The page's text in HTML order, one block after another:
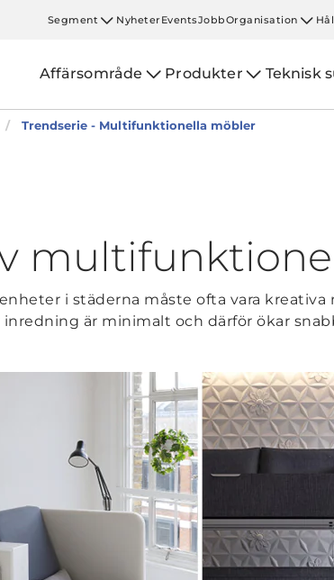
Segment NyheterEventsJobbOrganisation
Affärsområde Produkter Teknisk
Trendserie - Multifunktionella möbler
i städerna måste ofta vara kreativa
är minimalt och därför ökar